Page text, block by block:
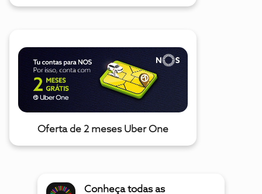
Oferta de 2 meses Uber One
Conheça todas as